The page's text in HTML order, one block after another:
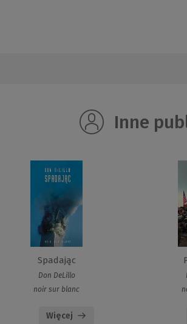
Inne
Spadając
Don DeLillo
noir sur blanc
Więcej